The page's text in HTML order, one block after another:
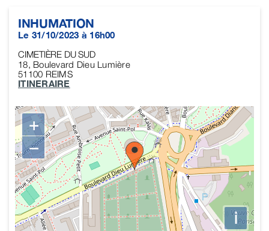
INHUMATION
Le 31/10/2023 à 16h00
CIMETIÈRE DU SUD
18, Boulevard Dieu Lumière
51100 REIMS
ITINERAIRE
+
−
i